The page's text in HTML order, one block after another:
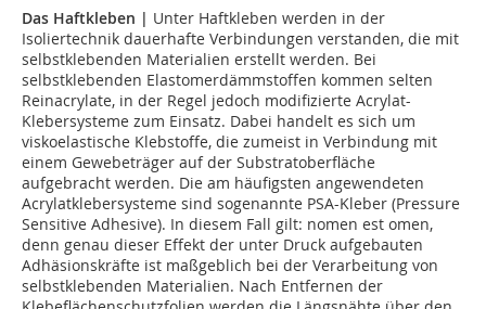
Das Haftkleben | Unter Haftkleben werden in der
Isoliertechnik dauerhafte Verbindungen verstanden, die mit
selbstklebenden Materialien erstellt werden. Bei
selbstklebenden Elastomerdämmstoffen kommen selten
Reinacrylate, in der Regel jedoch modifizierte Acrylat-
Klebersysteme zum Einsatz. Dabei handelt es sich um
viskoelastische Klebstoffe, die zumeist in Verbindung mit
einem Gewebeträger auf der Substratoberfläche
aufgebracht werden. Die am häufigsten angewendeten
Acrylatklebersysteme sind sogenannte PSA-Kleber (Pressure
Sensitive Adhesive). In diesem Fall gilt: nomen est omen,
denn genau dieser Effekt der unter Druck aufgebauten
Adhäsionskräfte ist maßgeblich bei der Verarbeitung von
selbstklebenden Materialien. Nach Entfernen der